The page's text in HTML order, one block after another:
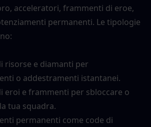
acceleratori, frammenti di eroe,
permanenti. Le tipologie
risorse e diamanti per
o addestramenti istantanei.
eroi e frammenti per sbloccare o
tua squadra.
permanenti come code di